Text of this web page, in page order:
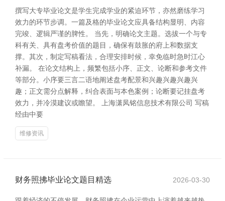
撰写大专毕业论文是学生完成学业的紧迫环节，亦然磨练学习
效力的环节步调。一篇及格的毕业论文应具备结构显明、内容
完竣、逻辑严谨的脾性。 当先，明确论文主题。选拔一个与专
科有关、具有盘考价值的题目，确保有鼓胀的府上和数据支
撑。其次，制定写稿看法，合理安排时候，幸免临时急时江心
补漏。 在论文结构上，频繁包括小序、正文、论断和参考文件
等部分。小序要三言二语地阐述盘考配景和兴趣兴趣兴趣兴
趣；正文需分点解释，纠合表面与本色案例；论断要记挂盘考
效力，并冷漠建议或瞻望。 上海潇凤铭信息技术有限公司 写稿
经由中要
维修资讯
财务照拂毕业论文题目精选 2026-03-30